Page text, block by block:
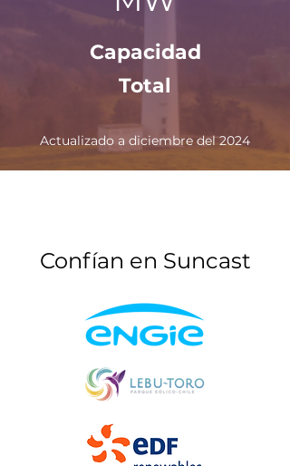
Capacidad
Total
Actualizado a diciembre del 2024
Confían en Suncast